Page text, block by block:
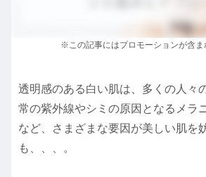
※この記事にはプロモーションが含ま
透明感のある白い肌は、多くの人々
常の紫外線やシミの原因となるメラ
など、さまざまな要因が美しい肌を
も、、、。